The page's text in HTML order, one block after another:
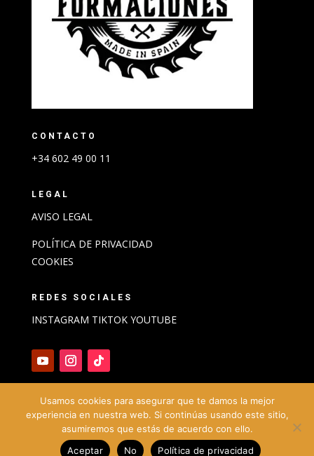
CONTACTO
+34 602 49 00 11
LEGAL
AVISO LEGAL
POLÍTICA DE PRIVACIDAD
COOKIES
REDES SOCIALES
INSTAGRAM TIKTOK YOUTUBE
@ Formaciones Made in Spain 2024
Usamos cookies para asegurar que te damos la mejor
experiencia en nuestra web. Si continúas usando este sitio,
asumiremos que estás de acuerdo con ello.
Aceptar
No Política de privacidad